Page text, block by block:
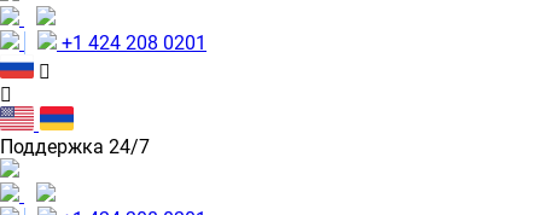
+1 424 208 0201
Поддержка 24/7